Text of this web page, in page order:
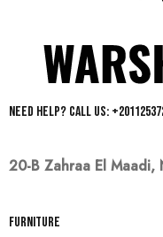
Need help? Call us:
20-B Zahraa El Maadi,
Furniture